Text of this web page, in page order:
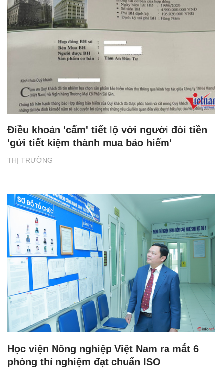
THỊ TRƯỜNG
Điều khoản 'cấm' tiết lộ với người đòi tiền
'gửi tiết kiệm thành mua bảo hiểm'
Học viện Nông nghiệp Việt Nam ra mắt 6
phòng thí nghiệm đạt chuẩn ISO